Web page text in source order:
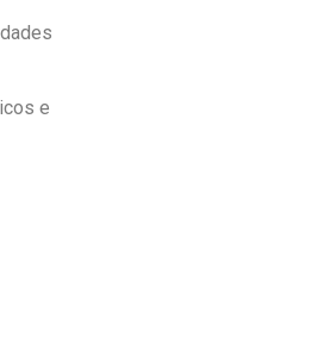
e